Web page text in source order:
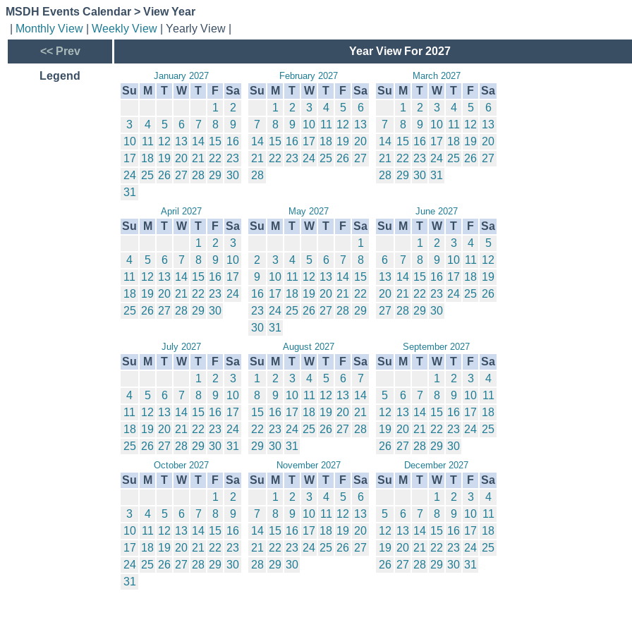
MSDH Events Calendar > View Year
Monthly View Weekly View | Yearly View |
<< Prev
Year View For 2027
Legend January 2027
Su M T W T F Sa
1
2
3
4 5 6 7 8
9
10 11 12 13 14 15 16
17 18 19 20 21 22 23
24 25 26 27 28 29 30
31
February 2027
Su M T W T F Sa
1
2 3 4 5
6
7
8 9 10 11 12 13
14 15 16 17 18 19 20
21 22 23 24 25 26 27
28
March 2027
Su M T W T F Sa
1
2 3 4 5
6
7
8 9 10 11 12 13
14 15 16 17 18 19 20
21 22 23 24 25 26 27
28 29 30 31
April 2027
Su M T W T F Sa
1
2
3
4
5 6 7 8 9
10
11 12 13 14 15 16 17
18 19 20 21 22 23 24
25 26 27 28 29 30
May 2027
Su M T W T F Sa
1
2
3 4 5 6 7
8
9
10 11 12 13 14 15
16 17 18 19 20 21 22
23 24 25 26 27 28 29
30 31
June 2027
Su M T W T F Sa
1
2 3 4
5
6
7 8 9 10 11 12
13 14 15 16 17 18 19
20 21 22 23 24 25 26
27 28 29 30
July 2027
Su M T W T F Sa
1
2
3
4
5 6 7 8 9
10
11 12 13 14 15 16 17
18 19 20 21 22 23 24
25 26 27 28 29 30 31
August 2027
Su M T W T F Sa
1
2 3 4 5 6
7
8
9 10 11 12 13 14
15 16 17 18 19 20 21
22 23 24 25 26 27 28
29 30 31
September 2027
Su M T W T F Sa
1
2 3
4
5
6 7 8 9 10 11
12 13 14 15 16 17 18
19 20 21 22 23 24 25
26 27 28 29 30
October 2027
Su M T W T F Sa
1
2
3
4 5 6 7 8
9
10 11 12 13 14 15 16
17 18 19 20 21 22 23
24 25 26 27 28 29 30
31
November 2027
Su M T W T F Sa
1
2 3 4 5
6
7
8 9 10 11 12 13
14 15 16 17 18 19 20
21 22 23 24 25 26 27
28 29 30
December 2027
Su M T W T F Sa
1
2 3
4
5
6 7 8 9 10 11
12 13 14 15 16 17 18
19 20 21 22 23 24 25
26 27 28 29 30 31